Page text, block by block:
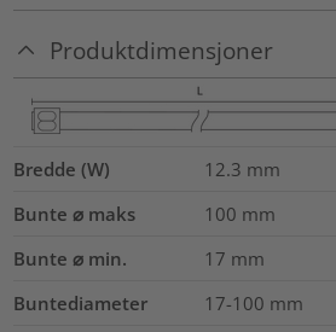
Produktdimensjoner
Bredde (W) 12.3 mm
Bunte ⌀ maks
100 mm
Bunte ⌀ min.
17 mm
Buntediameter
17-100 mm